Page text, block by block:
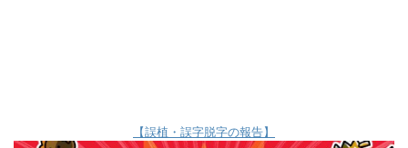
【誤植・誤字脱字の報告】